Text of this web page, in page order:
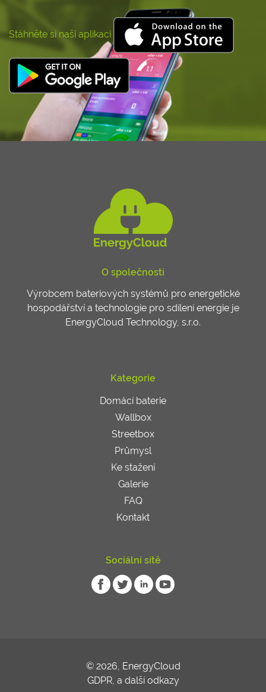
Stáhněte si naši aplikaci
O společnosti
Výrobcem bateriových systémů pro energetické
hospodářství a technologie pro sdílení energie je
EnergyCloud Technology, s.r.o.
Kategorie
Domácí baterie
Wallbox
Streetbox
Průmysl
Ke stažení
Galerie
FAQ
Kontakt
Sociální sítě
© 2026, EnergyCloud
GDPR, a další odkazy